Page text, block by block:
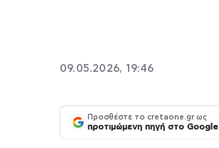
09.05.2026, 19:46
Προσθέστε το cretaone.gr ως
προτιμώμενη πηγή στο Google